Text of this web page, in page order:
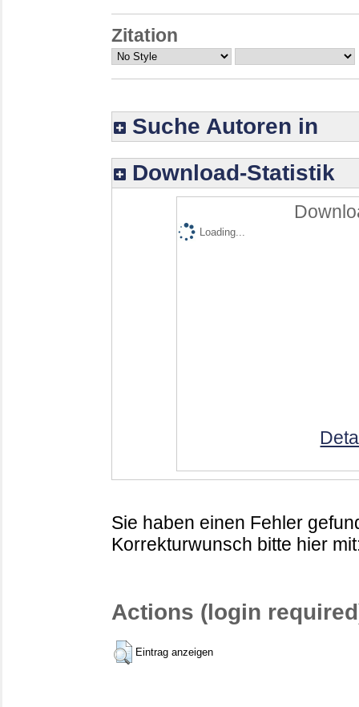
Zitation
Suche Autoren in
Download-Statistik
Loading...
Sie haben einen Fehler
Korrekturwunsch bitte hier
Actions (login
Eintrag anzeigen